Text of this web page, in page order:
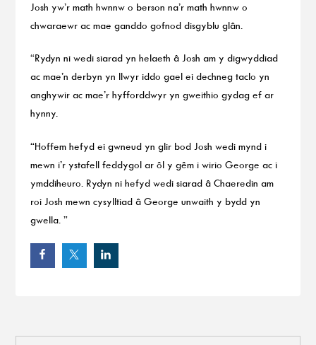
Josh yw’r math hwnnw o berson na’r math hwnnw o
chwaraewr ac mae ganddo gofnod disgyblu glân.
“Rydyn ni wedi siarad yn helaeth â Josh am y digwyddiad
ac mae’n derbyn yn llwyr iddo gael ei dechneg taclo yn
anghywir ac mae’r hyfforddwyr yn gweithio gydag ef ar
hynny.
“Hoffem hefyd ei gwneud yn glir bod Josh wedi mynd i
mewn i’r ystafell feddygol ar ôl y gêm i wirio George ac i
ymddiheuro. Rydyn ni hefyd wedi siarad â Chaeredin am
roi Josh mewn cysylltiad â George unwaith y bydd yn
gwella. ”